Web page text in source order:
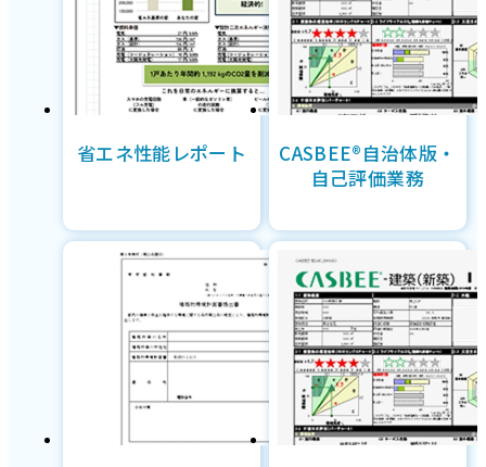
省エネ性能レポート
CASBEE®自治体版・
自己評価業務